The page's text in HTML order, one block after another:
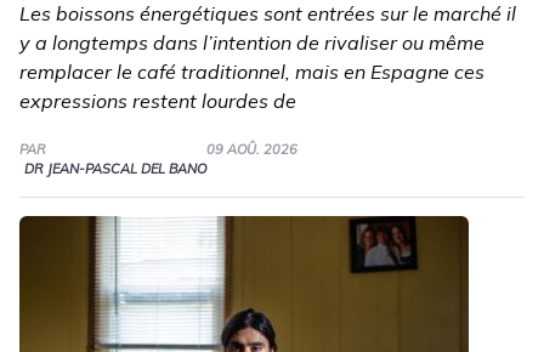
Les boissons énergétiques sont entrées sur le marché il
y a longtemps dans l’intention de rivaliser ou même
remplacer le café traditionnel, mais en Espagne ces
expressions restent lourdes de
PAR
DR JEAN-PASCAL DEL BANO
09 AOÛ. 2026